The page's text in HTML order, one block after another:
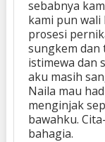
sebabnya
kami pun wali
prosesi
sungkem dan
istimewa dan
aku masih
Naila mau
menginjak
bawahku.
bahagia.